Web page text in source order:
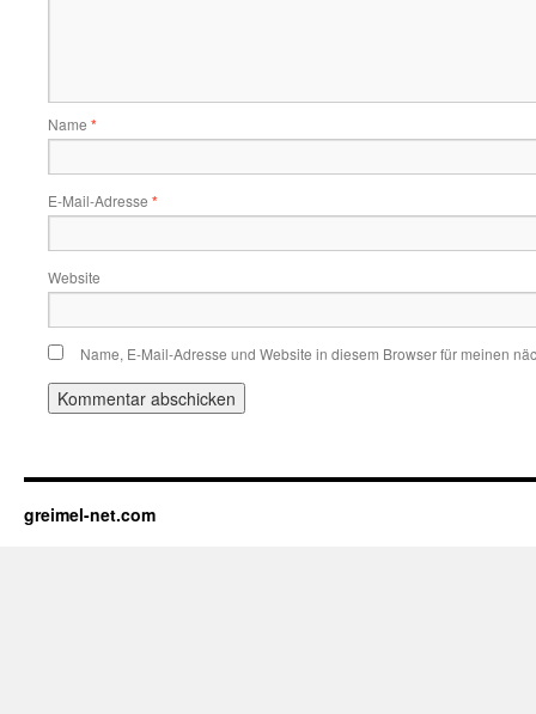
Name *
E-Mail-Adresse *
Website
Name, E-Mail-Adresse und Website in diesem Browser für meinen
greimel-net.com